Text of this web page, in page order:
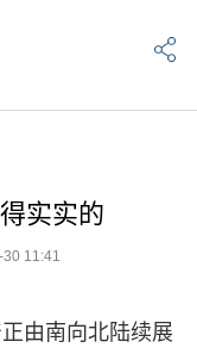
实实的
11:41
由南向北陆续展